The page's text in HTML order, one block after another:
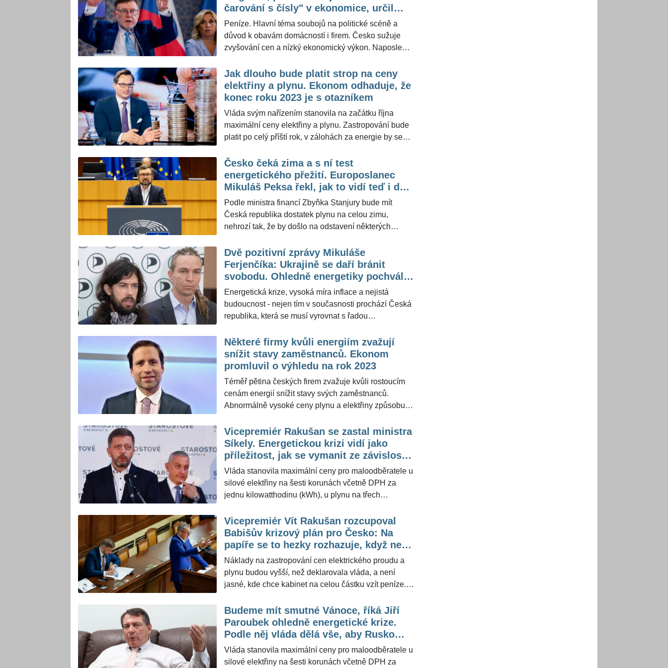
u většiny odběratelů. Situaci v rozhovoru pro
ŽivotvČesku.cz více rozebral bývalý dvojnásobný
ministr Karel Havlíček.
růstu.
čarování s čísly" v ekonomice, určil
odborník diagnózu země
Peníze. Hlavní téma soubojů na politické scéně a
důvod k obavám domácností i firem. Česko sužuje
zvyšování cen a nízký ekonomický výkon. Naposledy
procent v příštím roce. Ekonom Martin Zeman z
Vysoké školy ekonomické v Praze pro ŽivotvČesku.cz
upozornil, že republika se potácí mezi stagnací a
hospodářství dál v důsledku podráží nohy.
Jak dlouho bude platit strop na ceny
elektřiny a plynu. Ekonom odhaduje, že
konec roku 2023 je s otazníkem
Vláda svým nařízením stanovila na začátku října
maximální ceny elektřiny a plynu. Zastropování bude
platit po celý příští rok, v zálohách za energie by se
ŽivotvČesku.cz se dotázala poradce premiéra a
ekonoma Štěpána Křečka, zda uplatnění stropu cen
do konce roku 2023 je finální. Z jeho odpovědi
situace na energetickém trhu.
Česko čeká zima a s ní test
energetického přežití. Europoslanec
Mikuláš Peksa řekl, jak to vidí teď i do
budoucna
Podle ministra financí Zbyňka Stanjury bude mít
Česká republika dostatek plynu na celou zimu,
nehrozí tak, že by došlo na odstavení některých
scénáře, ve kterém by hrozilo přídělové hospodaření.
Zásobníky plynu jsou naplněné téměř z 95 procent,
uvedl ve středu ve Sněmovně. Pro ŽivotvČesku.cz na
bruselskou optikou, jak to bude v Česku s energiemi
do dalšího období.
Dvě pozitivní zprávy Mikuláše
Ferjenčíka: Ukrajině se daří bránit
svobodu. Ohledně energetiky pochválil
Ivana Bartoše
Energetická krize, vysoká míra inflace a nejistá
budoucnost - nejen tím v současnosti prochází Česká
republika, která se musí vyrovnat s řadou
oslovila ekonomického experta Pirátů Mikuláše
Ferjenčíka (35) s dotazem, jak současnou situaci
vnímá a zda v dalších měsících vidí zlepšení situace,
která pro řadu českých domácností je ekonomicky
značně nekomfortní. Z jeho slov vyplynulo, že vše v
dalších měsících se bude odvíjet od situace v rámci
rusko-ukrajinského vojenského konfliktu.
Některé firmy kvůli energiím zvažují
snížit stavy zaměstnanců. Ekonom
promluvil o výhledu na rok 2023
Téměř pětina českých firem zvažuje kvůli rostoucím
cenám energií snížit stavy svých zaměstnanců.
Abnormálně vysoké ceny plynu a elektřiny způsobují
odvětvích, jako jsou pekárny, sklárny nebo hutě.
Propouštění by se mělo týkat hlavně administrativních
pozic ve službách, dělnických nebo technických
Hospodářskou komorou, Svazem průmyslu dopravy a
Asociací malých a středních podniků. Redakce
ŽivotvČesku.cz oslovila ekonoma Lukáše Kovandu,
2023. Podle něj situace bude méně příznivá než
letos, a to z důvodu, že ruský plyn patrně nebude,
čímž nedojde k naplnění zásobníků.
Vicepremiér Rakušan se zastal ministra
Síkely. Energetickou krizi vidí jako
příležitost, jak se vymanit ze závislosti
na tom, jak se Putin vyspí
Vláda stanovila maximální ceny pro maloodběratele u
silové elektřiny na šesti korunách včetně DPH za
jednu kilowatthodinu (kWh), u plynu na třech
strop od listopadu, stát na opatření dá maximálně 130
miliard korun. Redakce ŽivotvČesku.cz oslovila
vicepremiéra a ministra vnitra Víta Rakušana (43) s
dodávek ruského plynu. Ve své odpovědi zmínil, že
současná krize může být i přes negativní dopady
vnímána jako výzva, zároveň se zastal ministra
pohledem dokázal rychle reagovat na silně rizikovou
situaci v rámci energetické krize.
Vicepremiér Vít Rakušan rozcupoval
Babišův krizový plán pro Česko: Na
papíře se to hezky rozhazuje, když není
zodpovědnost, uvedl
Náklady na zastropování cen elektrického proudu a
plynu budou vyšší, než deklarovala vláda, a není
jasné, kde chce kabinet na celou částku vzít peníze.
že dopady zastropování budou zásadní pro rozpočet
příštího roku. Dopady vyčíslil v pondělí večer ministr
financí Zbyněk Stanjura (58) na maximálně 130
mobilizované příjmy ze všech státních firem,
Budeme mít smutné Vánoce, říká Jiří
Paroubek ohledně energetické krize.
Podle něj vláda dělá vše, aby Rusko
neobnovilo dodávky plynu
Vláda stanovila maximální ceny pro maloodběratele u
silové elektřiny na šesti korunách včetně DPH za